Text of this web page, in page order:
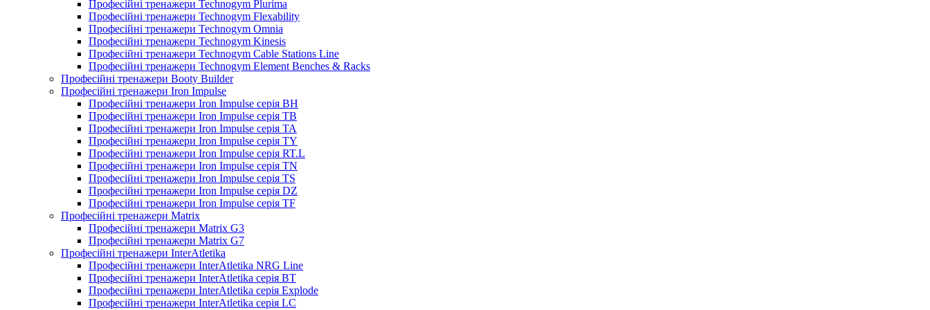
Професійні тренажери Technogym Plurima
Професійні тренажери Technogym Flexability
Професійні тренажери Technogym Omnia
Професійні тренажери Technogym Kinesis
Професійні тренажери Technogym Cable Stations Line
Професійні тренажери Technogym Element Benches & Racks
Професійні тренажери Booty Builder
Професійні тренажери Iron Impulse
Професійні тренажери Iron Impulse серія BH
Професійні тренажери Iron Impulse серія TB
Професійні тренажери Iron Impulse серія TA
Професійні тренажери Iron Impulse серія TY
Професійні тренажери Iron Impulse серія RT.L
Професійні тренажери Iron Impulse серія TN
Професійні тренажери Iron Impulse серія TS
Професійні тренажери Iron Impulse серія DZ
Професійні тренажери Iron Impulse серія TF
Професійні тренажери Matrix
Професійні тренажери Matrix G3
Професійні тренажери Matrix G7
Професійні тренажери InterAtletika
Професійні тренажери InterAtletika NRG Line
Професійні тренажери InterAtletika серія BT
Професійні тренажери InterAtletika серія Explode
Професійні тренажери InterAtletika серія LC